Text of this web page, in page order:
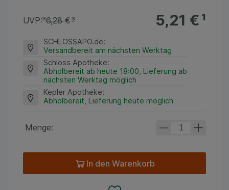
5,21 €¹
UVP:³6,28 €³
SCHLOSSAPO.de:
Versandbereit am nächsten Werktag
Schloss Apotheke:
Abholbereit ab heute 18:00, Lieferung ab
nächsten Werktag möglich
Kepler Apotheke:
Abholbereit, Lieferung heute möglich
Menge:
In den Warenkorb